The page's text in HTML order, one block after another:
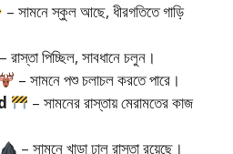
– সামনে স্কুল আছে, ধীরগতিতে গাড়ি
– রাস্তা পিচ্ছিল, সাবধানে চলুন।
– সামনে পশু চলাচল করতে পারে।
– সামনের রাস্তায় মেরামতের কাজ
– সামনে খাড়া ঢালু রাস্তা রয়েছে।